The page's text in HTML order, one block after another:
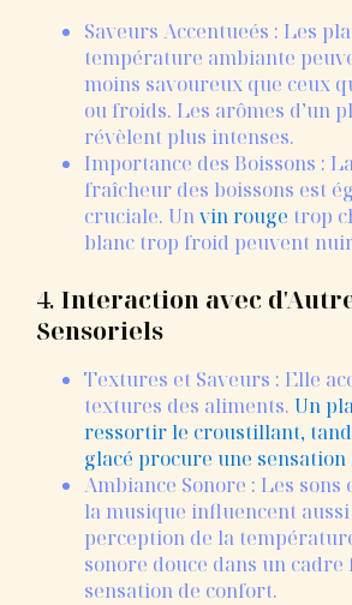
Saveurs Accentueés : Les
température ambiante
moins savoureux que ceux
ou froids. Les arômes d’un
révèlent plus intenses.
Importance des Boissons :
fraîcheur des boissons est
cruciale. Unvin rouge trop
blanc trop froid peuvent
4. Interaction avec
Sensoriels
Textures et Saveurs : Elle
textures des aliments. Un
ressortir le croustillant,
glacé procure une
Ambiance Sonore : Les
la musique influencent
perception de la
sonore douce dans un
sensation de confort.